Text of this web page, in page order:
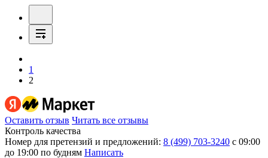
1
2
Оставить отзыв Читать все отзывы
Контроль качества
Номер для претензий и предложений: 8 (499) 703-3240 с 09:00
до 19:00 по будням Написать